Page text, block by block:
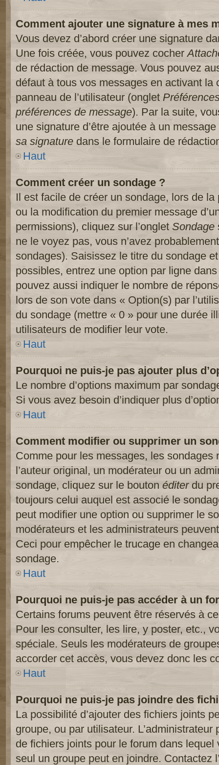
Comment ajouter une signature à mes
Vous devez d’abord créer une signature
Une fois créée, vous pouvez cocher
de rédaction de message. Vous pouvez
défaut à tous vos messages en activant la
panneau de l’utilisateur (onglet
préférences de message). Par la suite,
une signature d’être ajoutée à un
sa signature dans le formulaire de
Haut
Comment créer un sondage ?
Il est facile de créer un sondage, lors de la
ou la modification du premier message
permissions), cliquez sur l’onglet Sondage
ne le voyez pas, vous n’avez
sondages). Saisissez le titre du sondage
possibles, entrez une option par ligne
pouvez aussi indiquer le nombre de
lors de son vote dans « Option(s) par
du sondage (mettre « 0 » pour une durée
utilisateurs de modifier leur vote.
Haut
Pourquoi ne puis-je pas ajouter plus
Le nombre d’options maximum par
Si vous avez besoin d’indiquer plus
Haut
Comment modifier ou supprimer un
Comme pour les messages, les sondages
l’auteur original, un modérateur ou un
sondage, cliquez sur le bouton éditerdu
toujours celui auquel est associé le
peut modifier une option ou supprimer le
modérateurs et les administrateurs
Ceci pour empêcher le trucage en
sondage.
Haut
Pourquoi ne puis-je pas accéder à un
Certains forums peuvent être réservés à
Pour les consulter, les lire, y poster, etc.,
spéciale. Seuls les modérateurs de
accorder cet accès, vous devez donc les
Haut
Pourquoi ne puis-je pas joindre des
La possibilité d’ajouter des fichiers joints
groupe, ou par utilisateur. L’administrateur
de fichiers joints pour le forum dans
seul un groupe peut en joindre. Contactez